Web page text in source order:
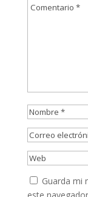
Guarda mi